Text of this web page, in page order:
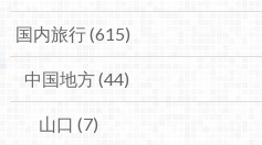
国内旅行(615)
中国地方(44)
山口 (7)